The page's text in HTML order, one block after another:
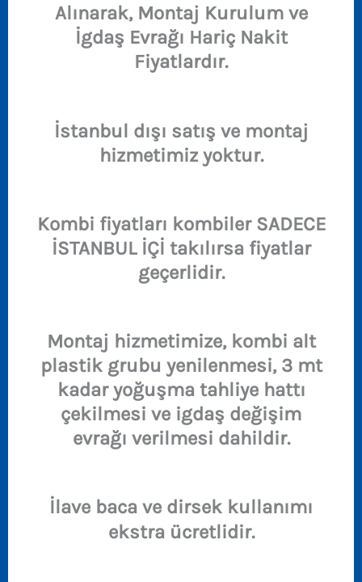
Alınarak, Montaj Kurulum ve
İgdaş Evrağı Hariç Nakit
Fiyatlardır.
İstanbul dışı satış ve montaj
hizmetimiz yoktur.
Kombi fiyatları kombiler SADECE
İSTANBUL İÇİ takılırsa fiyatlar
geçerlidir.
Montaj hizmetimize, kombi alt
plastik grubu yenilenmesi, 3 mt
kadar yoğuşma tahliye hattı
çekilmesi ve igdaş değişim
evrağı verilmesi dahildir.
İlave baca ve dirsek kullanımı
ekstra ücretlidir.